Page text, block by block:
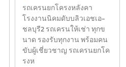
รถเครนยกโครงหลังคา
โรงงานนิคมดับบลิวเอชเอ-
ชลบุรี2 รถเครนให้เช่า ทุกข
นาด รองรับทุกงาน พร้อมคน
ขับผู้เชี่ยวชาญ รถเครนยกโค
รงห